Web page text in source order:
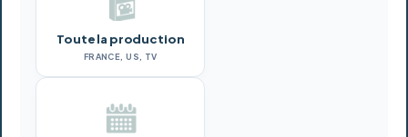
Toute la production
FRANCE, US, TV